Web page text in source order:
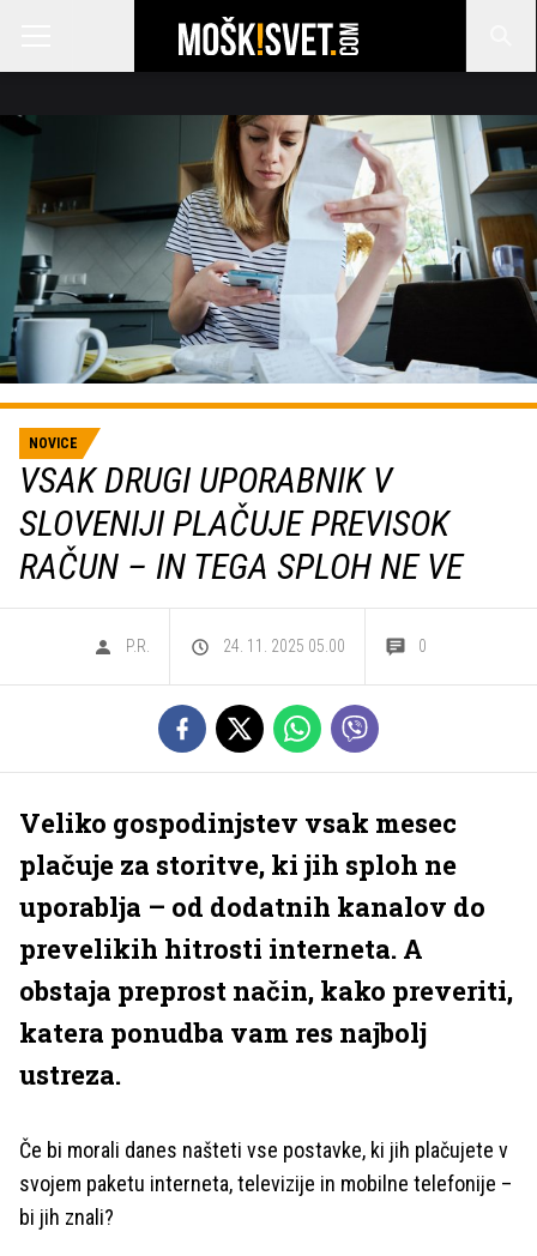
NOVICE
VSAK DRUGI UPORABNIK V
SLOVENIJI PLAČUJE PREVISOK
RAČUN – IN TEGA SPLOH NE VE
P.R. 24. 11. 2025 05.00 0
Veliko gospodinjstev vsak mesec
plačuje za storitve, ki jih sploh ne
uporablja – od dodatnih kanalov do
prevelikih hitrosti interneta. A
obstaja preprost način, kako preveriti,
katera ponudba vam res najbolj
ustreza.
Če bi morali danes našteti vse postavke, ki jih plačujete v
svojem paketu interneta, televizije in mobilne telefonije –
bi jih znali?